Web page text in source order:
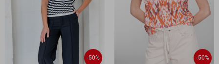
-50% -50%